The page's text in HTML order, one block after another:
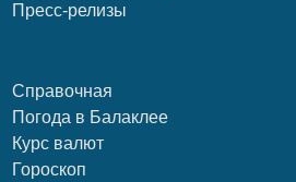
Пресс-релизы
Справочная
Погода в Балаклее
Курс валют
Гороскоп